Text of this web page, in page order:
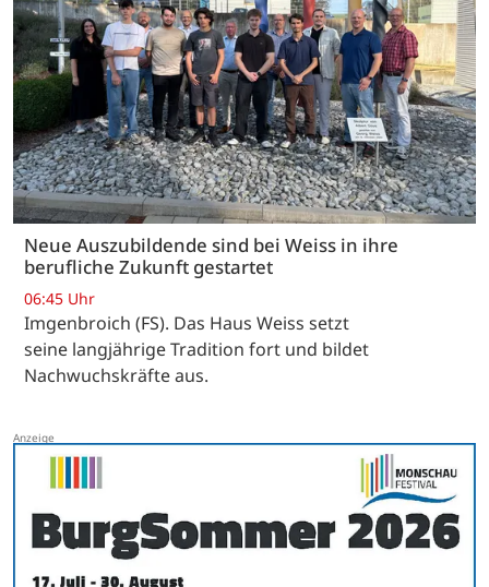
Neue Auszubildende sind bei Weiss in ihre
berufliche Zukunft gestartet
06:45 Uhr
Imgenbroich (FS). Das Haus Weiss setzt
seine langjährige Tradition fort und bildet
Nachwuchskräfte aus.